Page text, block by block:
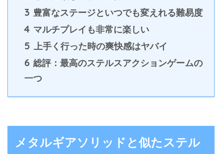
3 豊富なステージといつでも変えれる難易度
4 マルチプレイも非常に楽しい
5 上手く行った時の爽快感はヤバイ
6 総評：最高のステルスアクションゲームの
一つ
メタルギアソリッドと似たステル